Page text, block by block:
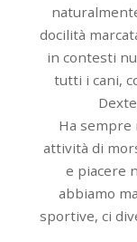
docilità
in contesti
tutti i cani,
Ha
attività di
e piacere
abbiamo
sportive, ci